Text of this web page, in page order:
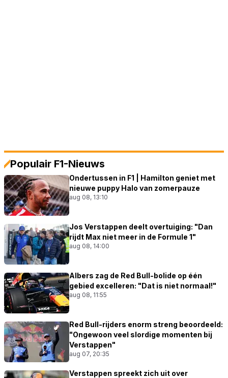
Populair F1-Nieuws
Ondertussen in F1 | Hamilton geniet met
nieuwe puppy Halo van zomerpauze
aug 08, 13:10
Jos Verstappen deelt overtuiging: "Dan
rijdt Max niet meer in de Formule 1"
aug 08, 14:00
Albers zag de Red Bull-bolide op één
gebied excelleren: "Dat is niet normaal!"
aug 08, 11:55
Red Bull-rijders enorm streng beoordeeld:
"Ongewoon veel slordige momenten bij
Verstappen"
aug 07, 20:35
Verstappen spreekt zich uit over